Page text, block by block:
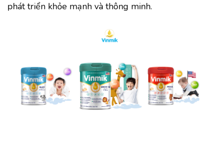
phát triển khỏe mạnh và thông minh.